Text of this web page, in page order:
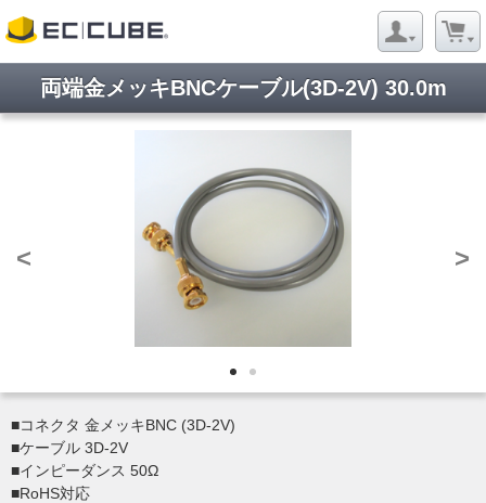
両端金メッキBNCケーブル(3D-2V) 30.0m
< >
■コネクタ 金メッキBNC (3D-2V)
■ケーブル 3D-2V
■インピーダンス 50Ω
■RoHS対応